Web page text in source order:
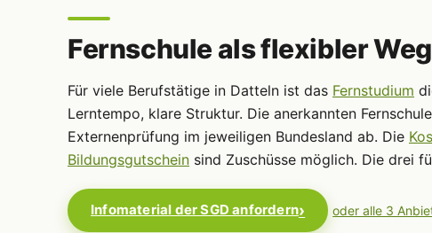
Fernschule als flexibler Weg
Für viele Berufstätige in Datteln ist das Fernstudium
Lerntempo, klare Struktur. Die anerkannten
Externenprüfung im jeweiligen Bundesland ab. Die
Bildungsgutschein sind Zuschüsse möglich. Die drei
Infomaterial der SGD anfordern oder alle 3